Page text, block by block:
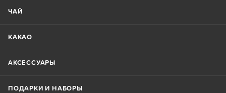
ЧАЙ
КАКАО
АКСЕССУАРЫ
ПОДАРКИ И НАБОРЫ